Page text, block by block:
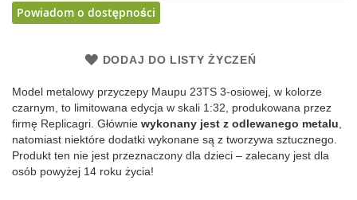
Powiadom o dostępności
DODAJ DO LISTY ŻYCZEŃ
Model metalowy przyczepy Maupu 23TS 3-osiowej, w kolorze
czarnym, to limitowana edycja w skali 1:32, produkowana przez
firmę Replicagri. Głównie wykonany jest z odlewanego metalu
natomiast niektóre dodatki wykonane są z tworzywa sztucznego.
Produkt ten nie jest przeznaczony dla dzieci – zalecany jest dla
osób powyżej 14 roku życia!